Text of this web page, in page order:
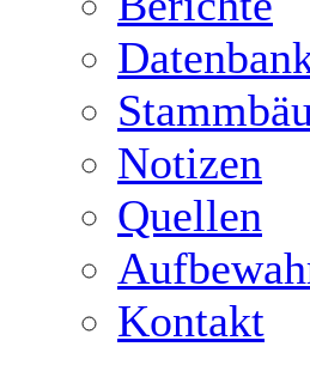
Notizen
Quellen
Kontakt